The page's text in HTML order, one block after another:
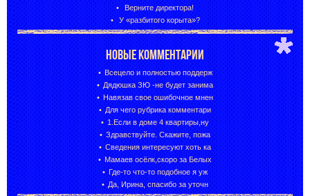
Верните директора!
У «разбитого корыта»?
НОВЫЕ КОММЕНТАРИИ
Всецело и полностью поддерж
Дядюшка ЗЮ -не будет занима
Навязав свое ошибочное мнен
Для чего рубрика комментари
1.Если в доме 4 квартиры,ну
Здравствуйте. Скажите, пожа
Сведения интересуют хоть ка
Мамаев осёлк,скоро за Белых
Где-то что-то подобное я уж
Да, Ирина, спасибо за уточн